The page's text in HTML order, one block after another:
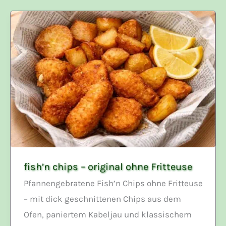
fish’n chips – original ohne Fritteuse
Pfannengebratene Fish’n Chips ohne Fritteuse
– mit dick geschnittenen Chips aus dem
Ofen, paniertem Kabeljau und klassischem